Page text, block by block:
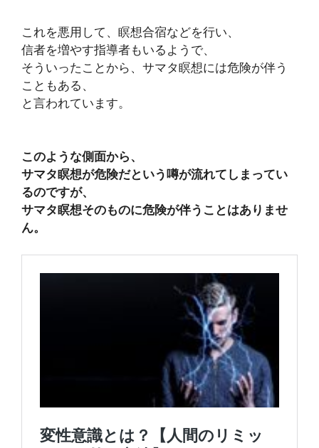
これを悪用して、瞑想合宿などを行い、
信者を増やす指導者もいるようで、
そういったことから、サマタ瞑想には危険が伴う
こともある、
と言われています。
このような側面から、
サマタ瞑想が危険だという噂が流れてしまってい
るのですが、
サマタ瞑想そのものに危険が伴うことはありませ
ん。